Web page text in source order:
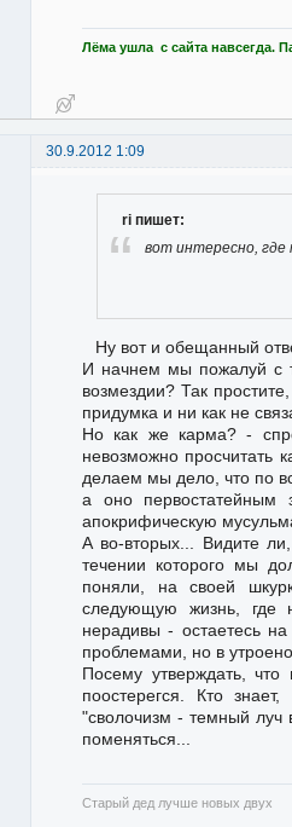
Лёма ушла с сайта навсегда.
30.9.2012 1:09
ri пишет:
вот интересно, где
Ну вот и обещанный
И начнем мы пожалуй с
возмездии? Так
придумка и ни как не
Но как же карма? -
невозможно просчитать
делаем мы дело, что по
а оно первостатейным
апокрифическую
А во-вторых... Видите
течении которого мы
поняли, на своей
следующую жизнь, где
нерадивы - остаетесь
проблемами, но в
Посему утверждать,
поостерегся. Кто
"сволочизм - темный луч
поменяться...
Старый дед лучше новых двух